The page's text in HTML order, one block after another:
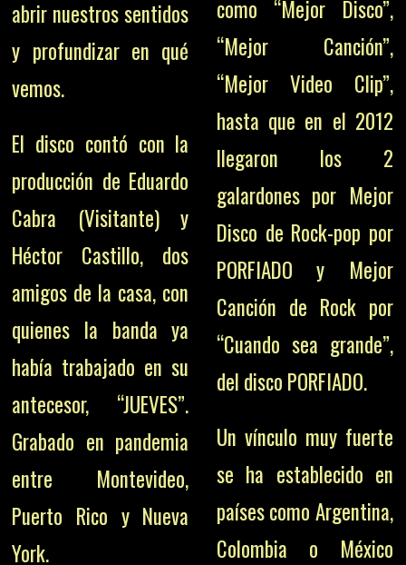
abrir nuestros sentidos
y profundizar en qué
vemos.
El disco contó con la
producción de Eduardo
Cabra (Visitante) y
Héctor Castillo, dos
amigos de la casa, con
quienes la banda ya
había trabajado en su
antecesor, “JUEVES”.
Grabado en pandemia
entre Montevideo,
Puerto Rico y Nueva
York.
como “Mejor Disco”,
“Mejor Canción”,
“Mejor Video Clip”,
hasta que en el 2012
llegaron los 2
galardones por Mejor
Disco de Rock-pop por
PORFIADO y Mejor
Canción de Rock por
“Cuando sea grande”,
del disco PORFIADO.
Un vínculo muy fuerte
se ha establecido en
países como Argentina,
Colombia o México